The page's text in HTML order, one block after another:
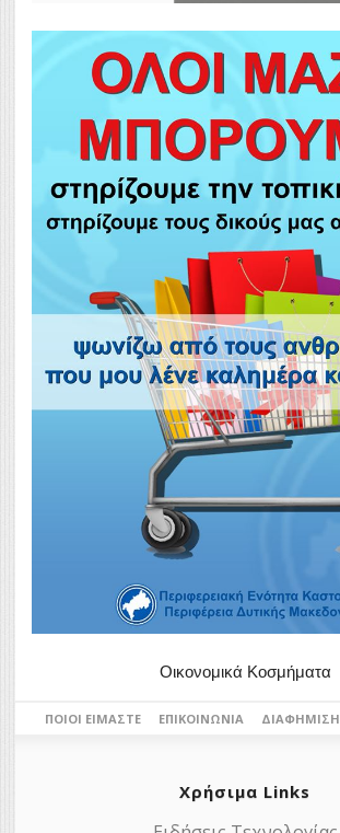
Οικονομικά Κοσμήματα
ΠΟΙΟΙ ΕΊΜΑΣΤΕ ΕΠΙΚΟΙΝΩΝΊΑ ΔΙΑΦΉΜΙΣΗ
Χρήσιμα Links